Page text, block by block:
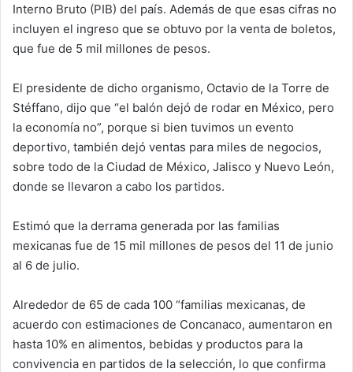
Interno Bruto (PIB) del país. Además de que esas cifras no
incluyen el ingreso que se obtuvo por la venta de boletos,
que fue de 5 mil millones de pesos.
El presidente de dicho organismo, Octavio de la Torre de
Stéffano, dijo que “el balón dejó de rodar en México, pero
la economía no”, porque si bien tuvimos un evento
deportivo, también dejó ventas para miles de negocios,
sobre todo de la Ciudad de México, Jalisco y Nuevo León,
donde se llevaron a cabo los partidos.
Estimó que la derrama generada por las familias
mexicanas fue de 15 mil millones de pesos del 11 de junio
al 6 de julio.
Alrededor de 65 de cada 100 “familias mexicanas, de
acuerdo con estimaciones de Concanaco, aumentaron en
hasta 10% en alimentos, bebidas y productos para la
convivencia en partidos de la selección, lo que confirma